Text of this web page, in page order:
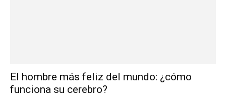
El hombre más feliz del mundo: ¿cómo
funciona su cerebro?